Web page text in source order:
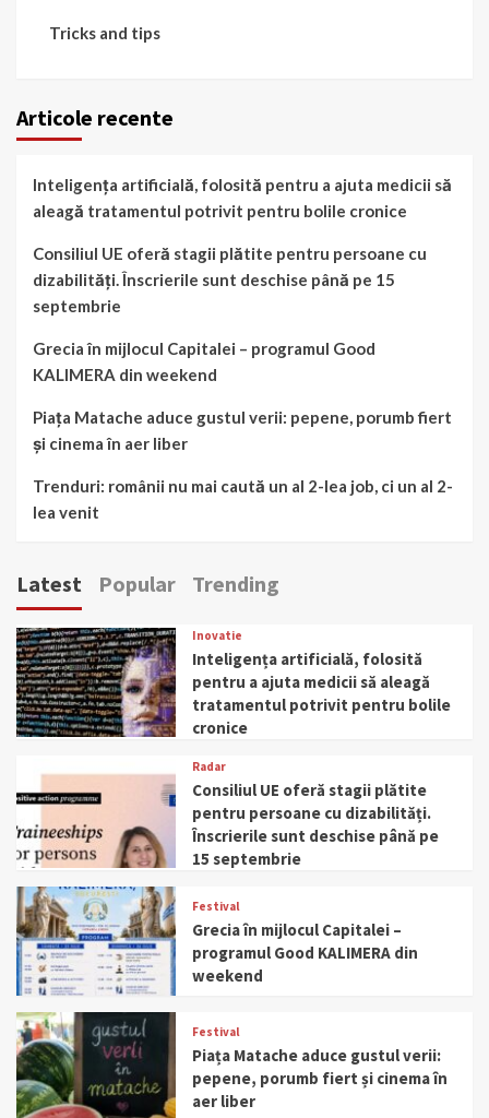
Tricks and tips
Articole recente
Inteligența artificială, folosită pentru a ajuta medicii să
aleagă tratamentul potrivit pentru bolile cronice
Consiliul UE oferă stagii plătite pentru persoane cu
dizabilități. Înscrierile sunt deschise până pe 15
septembrie
Grecia în mijlocul Capitalei – programul Good
KALIMERA din weekend
Piața Matache aduce gustul verii: pepene, porumb fiert
și cinema în aer liber
Trenduri: românii nu mai caută un al 2-lea job, ci un al 2-
lea venit
Latest Popular Trending
Inovatie
Inteligența artificială, folosită
pentru a ajuta medicii să aleagă
tratamentul potrivit pentru bolile
cronice
Radar
Consiliul UE oferă stagii plătite
pentru persoane cu dizabilități.
Înscrierile sunt deschise până pe
15 septembrie
Festival
Grecia în mijlocul Capitalei –
programul Good KALIMERA din
weekend
Festival
Piața Matache aduce gustul verii:
pepene, porumb fiert și cinema în
aer liber